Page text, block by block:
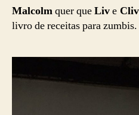
Malcolmquer queLive
livro de receitas para zumbis.